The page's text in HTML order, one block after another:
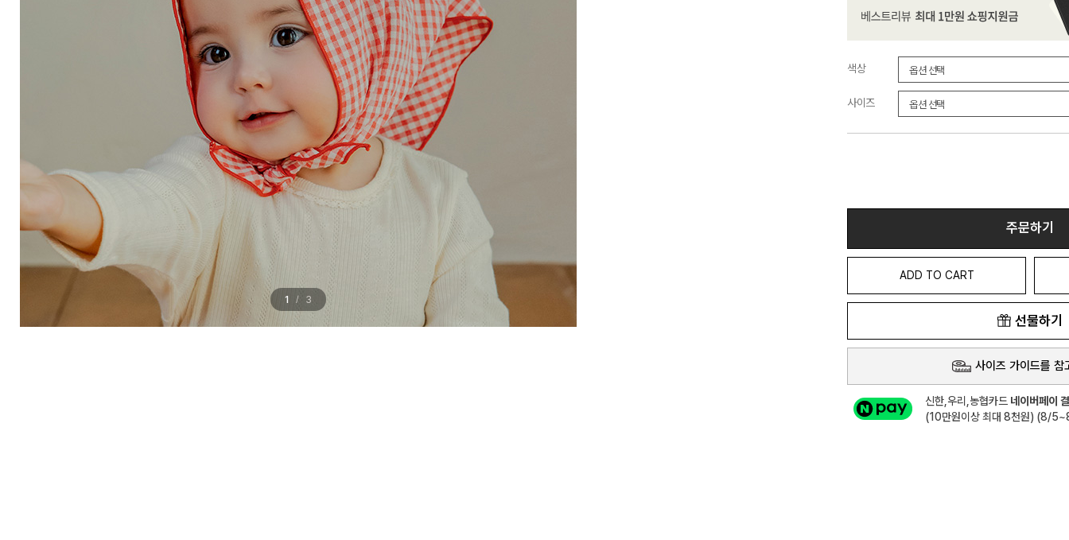
1 / 3
색상
사이즈
주문하기
ADD TO CART
선물하기
사이즈 가이드를 참
신한,우리,농협카드 네이버페이
(10만원이상 최대 8천원) (8/